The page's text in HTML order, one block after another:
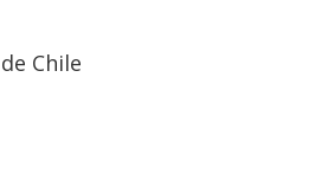
Chile